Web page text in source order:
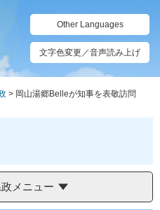
Other Languages
文字色変更／音声読み上げ
> 岡山湯郷Belleが知事を表敬訪問
メニュー